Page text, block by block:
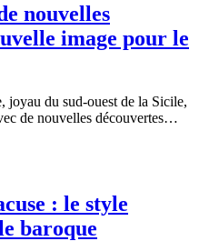
nouvelles
image pour le
joyau du sud-ouest de la Sicile,
de nouvelles découvertes…
: le style
baroque